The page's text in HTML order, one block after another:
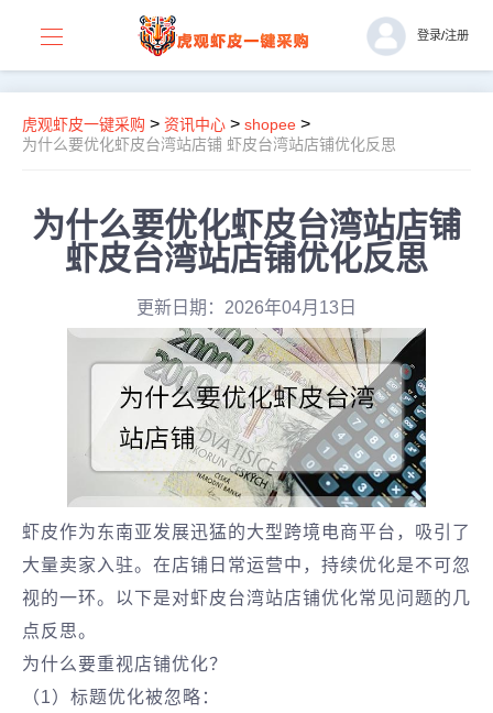
登录/注册
虎观虾皮一键采购 > 资讯中心 > shopee >
为什么要优化虾皮台湾站店铺 虾皮台湾站店铺优化反思
为什么要优化虾皮台湾站店铺
虾皮台湾站店铺优化反思
更新日期：2026年04月13日
虾皮作为东南亚发展迅猛的大型跨境电商平台，吸引了
大量卖家入驻。在店铺日常运营中，持续优化是不可忽
视的一环。以下是对虾皮台湾站店铺优化常见问题的几
点反思。
为什么要重视店铺优化？
（1）标题优化被忽略：